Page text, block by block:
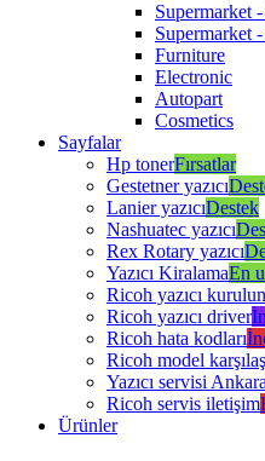
Supermarket
Supermarket
Furniture
Electronic
Autopart
Cosmetics
Sayfalar
Hp tonerFırsatlar
Gestetner yazıcı
Lanier yazıcıDestek
Nashuatec yazıcı
Rex Rotary yazıcı
Yazıcı KiralamaEn
Ricoh yazıcı
Ricoh yazıcı driver
Ricoh hata kodları
Ricoh model
Yazıcı servisi
Ricoh servis iletişim
Ürünler